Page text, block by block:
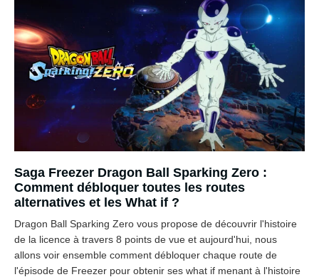
Saga Freezer Dragon Ball Sparking Zero :
Comment débloquer toutes les routes
alternatives et les What if ?
Dragon Ball Sparking Zero vous propose de découvrir l'histoire
de la licence à travers 8 points de vue et aujourd'hui, nous
allons voir ensemble comment débloquer chaque route de
l'épisode de Freezer pour obtenir ses what if menant à l'histoire